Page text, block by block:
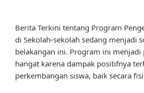
Berita Terkini tentang Program
di Sekolah-sekolah sedang menjadi
belakangan ini. Program ini menjadi
hangat karena dampak positifnya
perkembangan siswa, baik secara